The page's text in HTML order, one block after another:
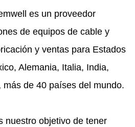
es un proveedor
de equipos de cable y
y ventas para Estados
Alemania, Italia, India,
más de 40 países del mundo.
nuestro objetivo de tener